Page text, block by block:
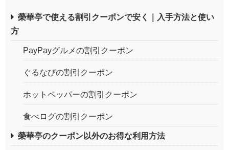
榮華亭で使える割引クーポンで安く｜入手方法と使い
方
PayPayグルメの割引クーポン
ぐるなびの割引クーポン
ホットペッパーの割引クーポン
食べログの割引クーポン
榮華亭のクーポン以外のお得な利用方法